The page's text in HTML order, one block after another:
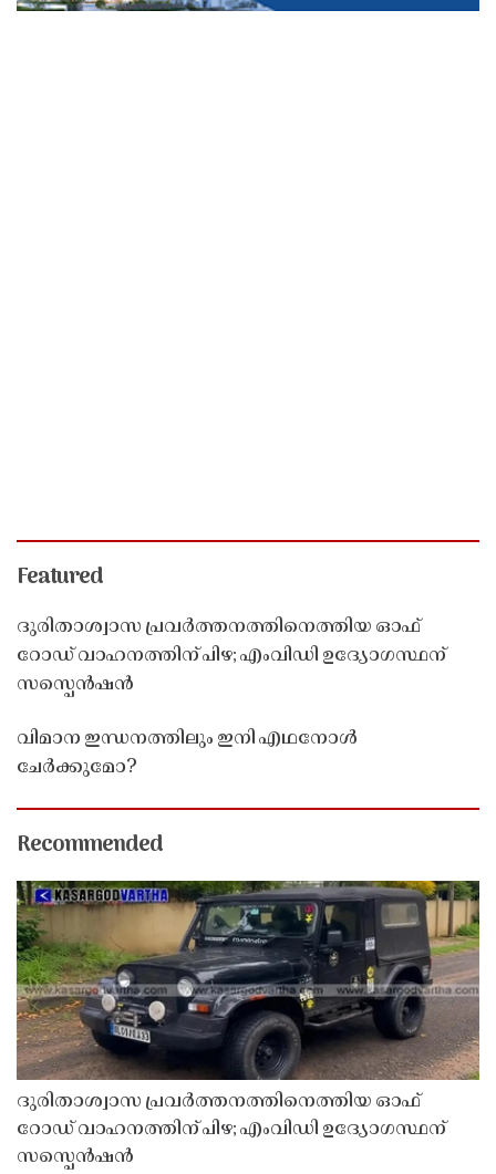
Featured
ദുരിതാശ്വാസ പ്രവർത്തനത്തിനെത്തിയ ഓഫ്
റോഡ് വാഹനത്തിന് പിഴ; എംവിഡി ഉദ്യോഗസ്ഥന്
സസ്പെൻഷൻ
വിമാന ഇന്ധനത്തിലും ഇനി എഥനോൾ
ചേർക്കുമോ?
Recommended
ദുരിതാശ്വാസ പ്രവർത്തനത്തിനെത്തിയ ഓഫ്
റോഡ് വാഹനത്തിന് പിഴ; എംവിഡി ഉദ്യോഗസ്ഥന്
സസ്പെൻഷൻ